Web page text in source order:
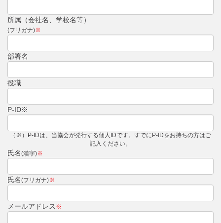
所属（会社名、学校名等）
(フリガナ)※
部署名
役職
P-ID※
（※）P-IDは、当協会が発行する個人IDです。すでにP-IDをお持ちの方はご
記入ください。
氏名(漢字)※
氏名(フリガナ)※
メールアドレス ※